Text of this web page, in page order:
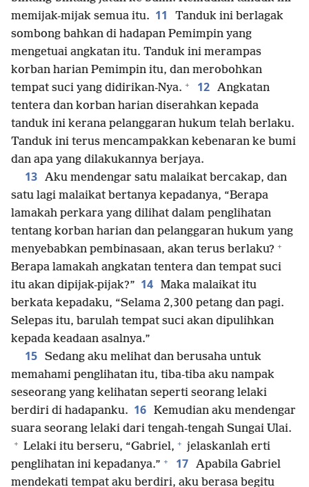
memijak-mijak semua itu. 11
Tanduk ini berlagak
sombong bahkan di hadapan Pemimpin yang
mengetuai angkatan itu. Tanduk ini merampas
korban harian Pemimpin itu, dan merobohkan
tempat suci yang didirikan-Nya. + 12 Angkatan
tentera dan korban harian diserahkan kepada
tanduk ini kerana pelanggaran hukum telah berlaku.
Tanduk ini terus mencampakkan kebenaran ke bumi
dan apa yang dilakukannya berjaya.
13 Aku mendengar satu malaikat bercakap, dan
satu lagi malaikat bertanya kepadanya, “Berapa
lamakah perkara yang dilihat dalam penglihatan
tentang korban harian dan pelanggaran hukum yang
menyebabkan pembinasaan, akan terus berlaku? +
Berapa lamakah angkatan tentera dan tempat suci
itu akan dipijak-pijak?” 14 Maka malaikat itu
berkata kepadaku, “Selama 2,300 petang dan pagi.
Selepas itu, barulah tempat suci akan dipulihkan
kepada keadaan asalnya.”
15 Sedang aku melihat dan berusaha untuk
memahami penglihatan itu, tiba-tiba aku nampak
seseorang yang kelihatan seperti seorang lelaki
berdiri di hadapanku. 16 Kemudian aku mendengar
suara seorang lelaki dari tengah-tengah Sungai Ulai.
+ Lelaki itu berseru, “Gabriel, + jelaskanlah erti
penglihatan ini kepadanya.” + 17 Apabila Gabriel
mendekati tempat aku berdiri, aku berasa begitu